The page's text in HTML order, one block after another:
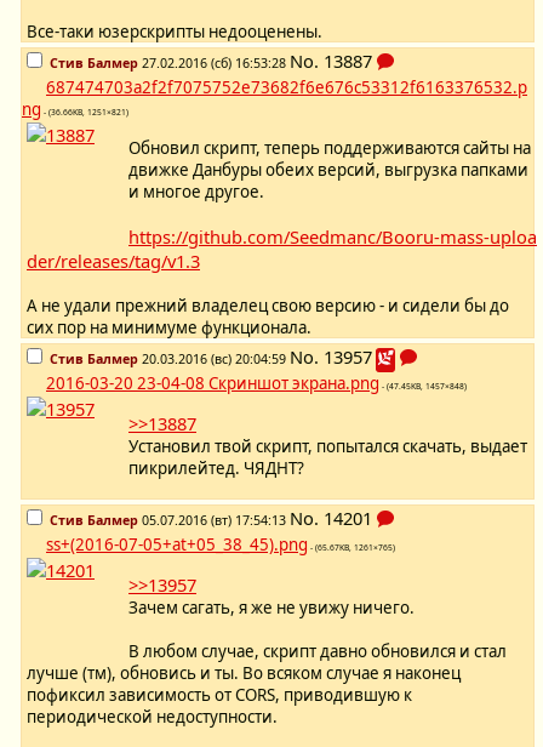
Все-таки юзерскрипты недооценены.
Стив Балмер 27.02.2016 (сб) 16:53:28 No. 13887
687474703a2f2f7075752e73682f6e676c53312f6163376532.p
ng - (36.66KB, 1251×821)
Обновил скрипт, теперь поддерживаются сайты на
движке Данбуры обеих версий, выгрузка папками
и многое другое.
https://github.com/Seedmanc/Booru-mass-uploa
der/releases/tag/v1.3
А не удали прежний владелец свою версию - и сидели бы до
сих пор на минимуме функционала.
Стив Балмер 20.03.2016 (вс) 20:04:59 No. 13957
2016-03-20 23-04-08 Скриншот экрана.png - (47.45KB, 1457×848)
>>13887
Установил твой скрипт, попытался скачать, выдает
пикрилейтед. ЧЯДНТ?
Стив Балмер 05.07.2016 (вт) 17:54:13 No. 14201
ss+(2016-07-05+at+05_38_45).png - (65.67KB, 1261×765)
>>13957
Зачем сагать, я же не увижу ничего.
В любом случае, скрипт давно обновился и стал
лучше (тм), обновись и ты. Во всяком случае я наконец
пофиксил зависимость от CORS, приводившую к
периодической недоступности.